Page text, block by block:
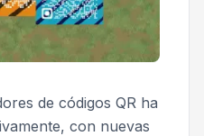
de códigos QR ha
con nuevas